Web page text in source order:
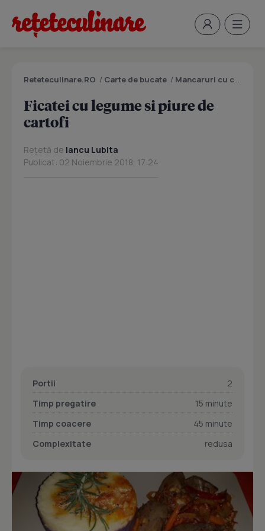
Reteteculinare.RO / Carte de bucate / Mancaruri cu carne
Ficatei cu legume si piure de
cartofi
Rețetă de Iancu Lubita
Publicat: 02 Noiembrie 2018, 17:24
Portii
2
Timp pregatire
15 minute
Timp coacere
45 minute
Complexitate
redusa